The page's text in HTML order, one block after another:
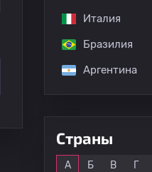
Италия
Бразилия
Аргентина
Страны
А Б В Г